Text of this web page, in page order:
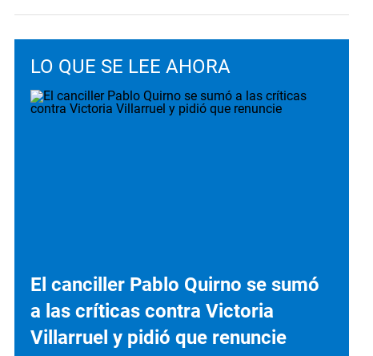
LO QUE SE LEE AHORA
El canciller Pablo Quirno se sumó
a las críticas contra Victoria
Villarruel y pidió que renuncie